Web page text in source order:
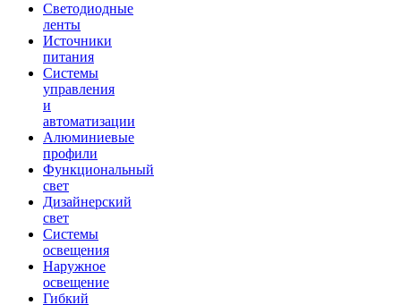
Светодиодные
ленты
Источники
питания
Системы
управления
и
автоматизации
Алюминиевые
профили
Функциональный
свет
Дизайнерский
свет
Системы
освещения
Наружное
освещение
Гибкий